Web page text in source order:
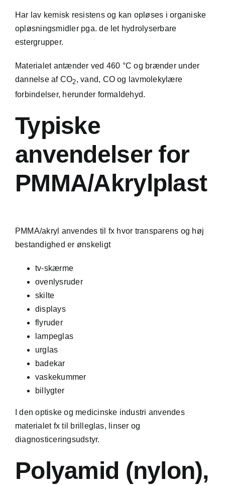
Har lav kemisk resistens og kan opløses i organiske
opløsningsmidler pga. de let hydrolyserbare
estergrupper.
Materialet antænder ved 460 °C og brænder under
dannelse af CO2, vand, CO og lavmolekylære
forbindelser, herunder formaldehyd.
Typiske
anvendelser for
PMMA/Akrylplast
PMMA/akryl anvendes til fx hvor transparens og høj
bestandighed er ønskeligt
tv-skærme
ovenlysruder
skilte
displays
flyruder
lampeglas
urglas
badekar
vaskekummer
billygter
I den optiske og medicinske industri anvendes
materialet fx til brilleglas, linser og
diagnosticeringsudstyr.
Polyamid (nylon),